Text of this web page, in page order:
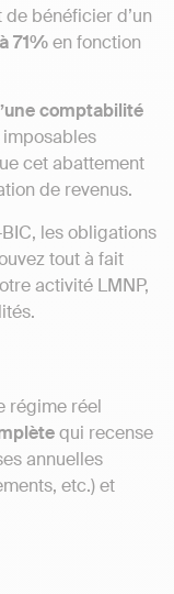
bénéficier d’un
71%en fonction
comptabilité
cet abattement
de revenus.
les obligations
tout à fait
activité LMNP,
régime réel
qui recense
annuelles
etc.) et